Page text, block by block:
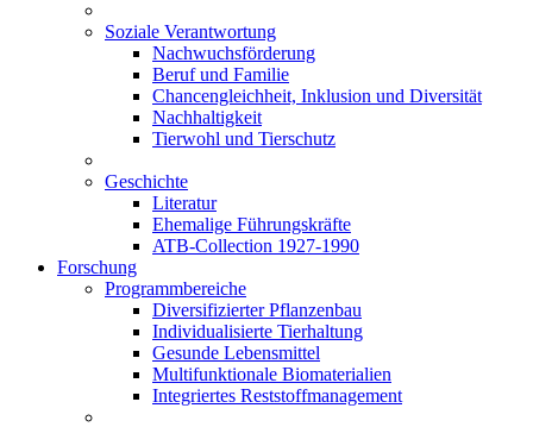
Soziale Verantwortung
Nachwuchsförderung
Beruf und Familie
Chancengleichheit, Inklusion und Diversität
Nachhaltigkeit
Tierwohl und Tierschutz
Geschichte
Literatur
Ehemalige Führungskräfte
ATB-Collection 1927-1990
Forschung
Programmbereiche
Diversifizierter Pflanzenbau
Individualisierte Tierhaltung
Gesunde Lebensmittel
Multifunktionale Biomaterialien
Integriertes Reststoffmanagement